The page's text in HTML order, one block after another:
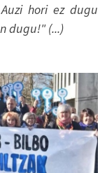
hori ez dugu
dugu!" (...)